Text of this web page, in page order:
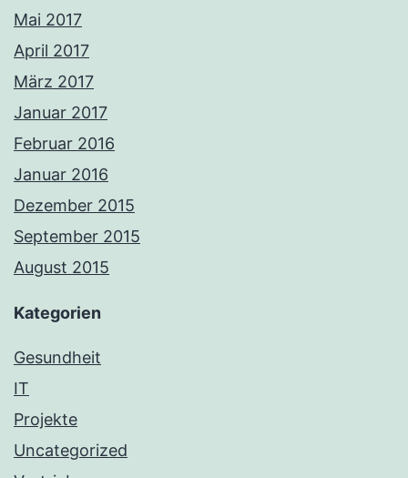
Mai 2017
April 2017
März 2017
Januar 2017
Februar 2016
Januar 2016
Dezember 2015
September 2015
August 2015
Kategorien
Gesundheit
IT
Projekte
Uncategorized